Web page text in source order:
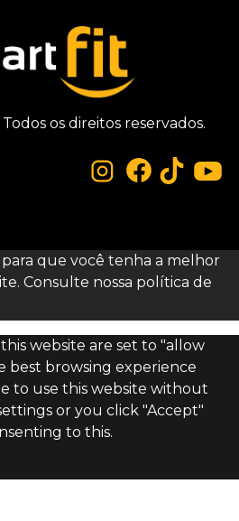
os direitos reservados.
que você tenha a melhor
Consulte nossa política de
website are set to "allow
best browsing experience
to use this website without
or you click "Accept"
to this.